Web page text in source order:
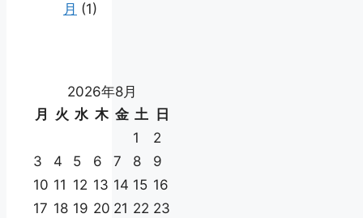
月 (1)
2026年8月
月
火 水 木 金 土
日
1
2
3
4 5 6 7 8
9
10 11 12 13 14 15 16
17 18 19 20 21 22 23